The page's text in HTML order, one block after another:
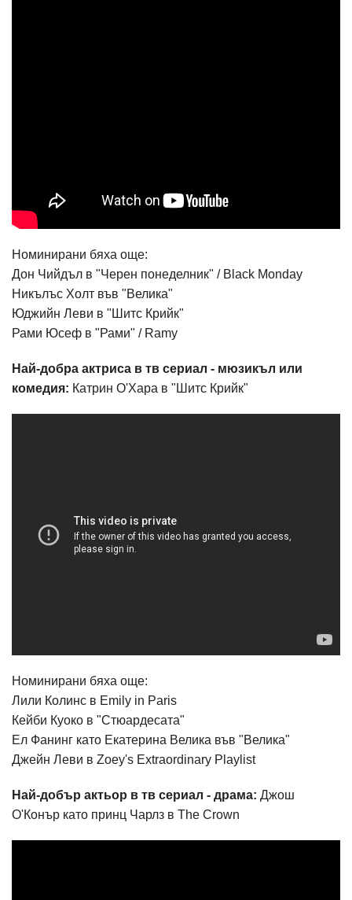
Номинирани бяха още:
Дон Чийдъл в "Черен понеделник" / Black Monday
Никълъс Холт във "Велика"
Юджийн Леви в "Шитс Крийк"
Рами Юсеф в "Рами" / Ramy
Най-добра актриса в тв сериал - мюзикъл или
комедия: Катрин О'Хара в "Шитс Крийк"
Номинирани бяха още:
Лили Колинс в Emily in Paris
Кейби Куоко в "Стюардесата"
Ел Фанинг като Екатерина Велика във "Велика"
Джейн Леви в Zoey's Extraordinary Playlist
Най-добър актьор в тв сериал - драма: Джош
О'Конър като принц Чарлз в The Crown